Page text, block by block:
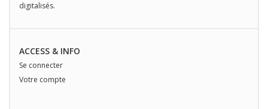
digitalisés.
ACCESS & INFO
Se connecter
Votre compte